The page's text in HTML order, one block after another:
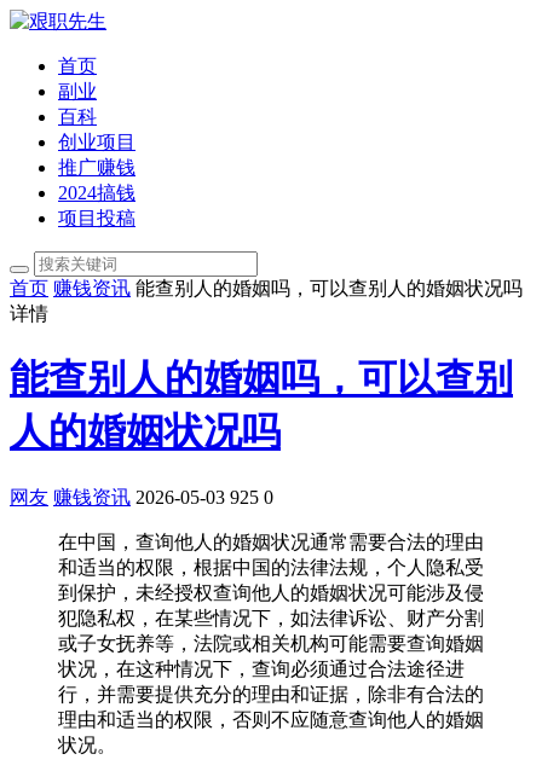
首页
副业
百科
创业项目
推广赚钱
2024搞钱
项目投稿
首页 赚钱资讯 能查别人的婚姻吗，可以查别人的婚姻状况吗
详情
能查别人的婚姻吗，可以查别
人的婚姻状况吗
网友 赚钱资讯 2026-05-03 925 0
在中国，查询他人的婚姻状况通常需要合法的理由
和适当的权限，根据中国的法律法规，个人隐私受
到保护，未经授权查询他人的婚姻状况可能涉及侵
犯隐私权，在某些情况下，如法律诉讼、财产分割
或子女抚养等，法院或相关机构可能需要查询婚姻
状况，在这种情况下，查询必须通过合法途径进
行，并需要提供充分的理由和证据，除非有合法的
理由和适当的权限，否则不应随意查询他人的婚姻
状况。